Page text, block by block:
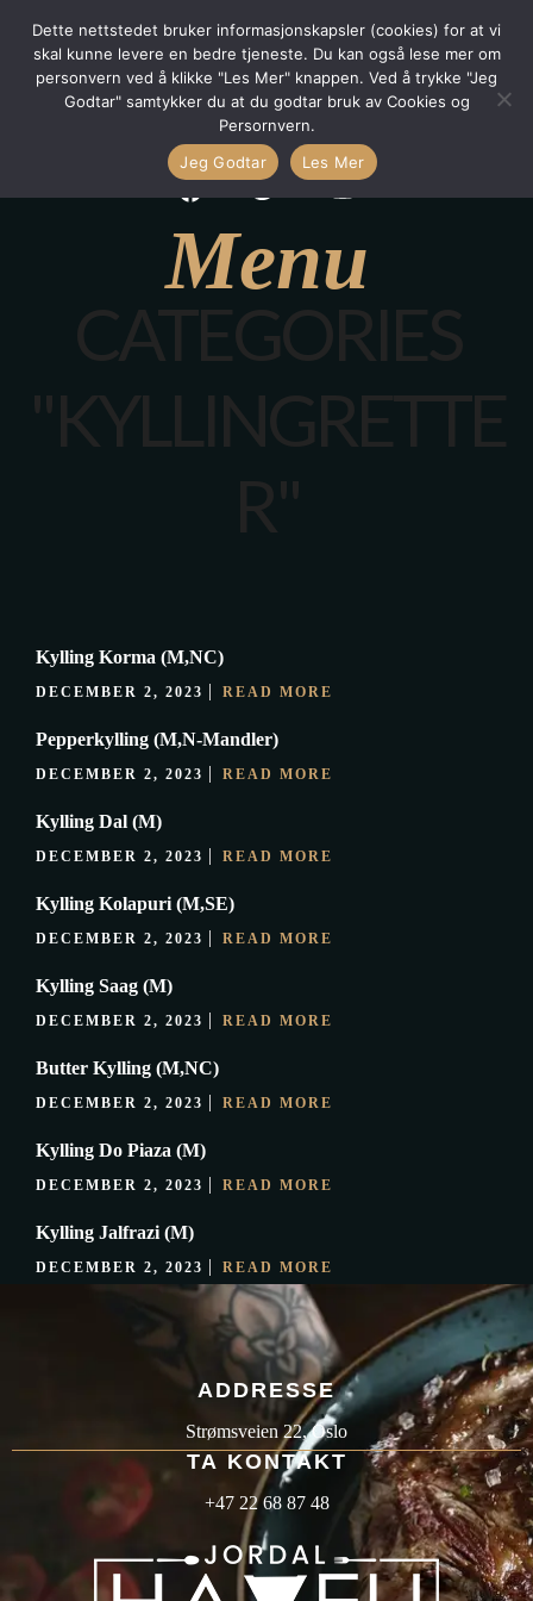
Menu
CATEGORIES
"KYLLINGRETTE
R"
Kylling Korma (M,NC)
DECEMBER 2, 2023 READ MORE
Pepperkylling (M,N-Mandler)
DECEMBER 2, 2023 READ MORE
Kylling Dal (M)
DECEMBER 2, 2023 READ MORE
Kylling Kolapuri (M,SE)
DECEMBER 2, 2023 READ MORE
Kylling Saag (M)
DECEMBER 2, 2023 READ MORE
Butter Kylling (M,NC)
DECEMBER 2, 2023 READ MORE
Kylling Do Piaza (M)
DECEMBER 2, 2023 READ MORE
Kylling Jalfrazi (M)
DECEMBER 2, 2023 READ MORE
ADDRESSE
Strømsveien 22, Oslo
TA KONTAKT
+47 22 68 87 48
Dette nettstedet bruker informasjonskapsler (cookies) for at vi
skal kunne levere en bedre tjeneste. Du kan også lese mer om
personvern ved å klikke "Les Mer" knappen. Ved å trykke "Jeg
Godtar" samtykker du at du godtar bruk av Cookies og
Persornvern.
Jeg Godtar
Les Mer